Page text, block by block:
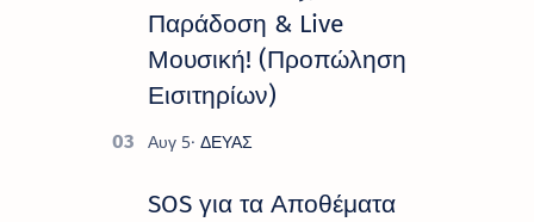
Παράδοση & Live
Μουσική! (Προπώληση
Εισιτηρίων)
SOS για τα Αποθέματα